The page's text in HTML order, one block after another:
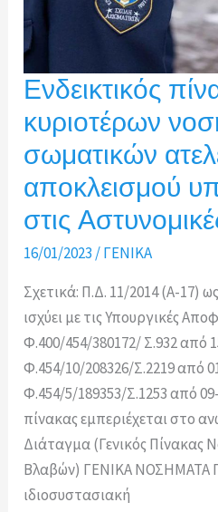
Ενδεικτικός
κυριοτέρων
σωματικών
αποκλεισμού
στις
16/01/2023/ΓΕΝΙΚΑ
Σχετικά: Π.Δ. 11/2014 (Α-17)
ισχύει με τις Υπουργικές
Φ.400/454/380172/ Σ.932 από
Φ.454/10/208326/Σ.2219 από
Φ.454/5/189353/Σ.1253 από
πίνακας εμπεριέχεται στο
Διάταγμα (Γενικός Πίνακας
Βλαβών) ΓΕΝΙΚΑ ΝΟΣΗΜΑΤΑ
ιδιοσυστασιακή